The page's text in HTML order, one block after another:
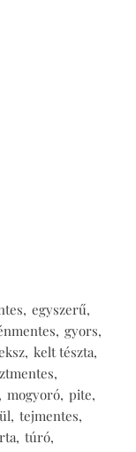
egyszerű
gyors
kelt tészta
mogyoró pite
tejmentes
túró